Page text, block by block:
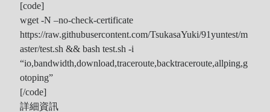
乃木坂46 『世界中の隣人よ』
AKB48 Team TP｜2020 愚人節特別企劃(官方youtube)
Recent Comments
WenonHINET 神路由
[code]
wget -N –no-check-certificate
https://raw.githubusercontent.com/TsukasaYuki/91yuntest/m
aster/test.sh && bash test.sh -i
“io,bandwidth,download,traceroute,backtraceroute,allping,g
otoping”
[/code]
詳細資訊